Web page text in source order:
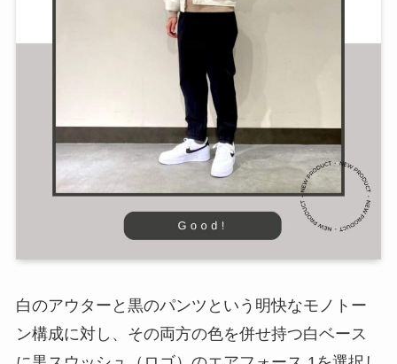
白のアウターと黒のパンツという明快なモノトー
ン構成に対し、その両方の色を併せ持つ白ベース